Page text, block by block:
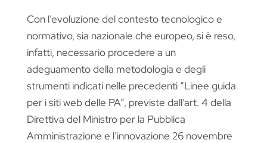
Con l’evoluzione del contesto tecnologico e
normativo, sia nazionale che europeo, si è reso,
infatti, necessario procedere a un
adeguamento della metodologia e degli
strumenti indicati nelle precedenti “Linee guida
per i siti web delle PA”, previste dall’art. 4 della
Direttiva del Ministro per la Pubblica
Amministrazione e l’innovazione 26 novembre